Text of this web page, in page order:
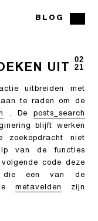
BLOG
UIT
02
21
uitbreiden met
te raden om de
. De posts_search
blijft werken
zoekopdracht niet
van de functies
code deze
die een van de
metavelden
zijn